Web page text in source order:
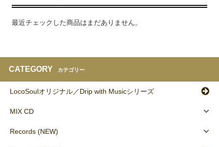
最近チェックした商品はまだありません。
CATEGORY カテゴリー
LocoSoulオリジナル／Drip with Musicシリーズ
MIX CD
Records (NEW)